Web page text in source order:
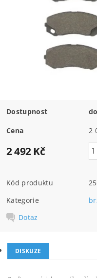
Dostupnost
Cena
2 492 Kč
Kód produktu
Kategorie
Dotaz
DISKUZE